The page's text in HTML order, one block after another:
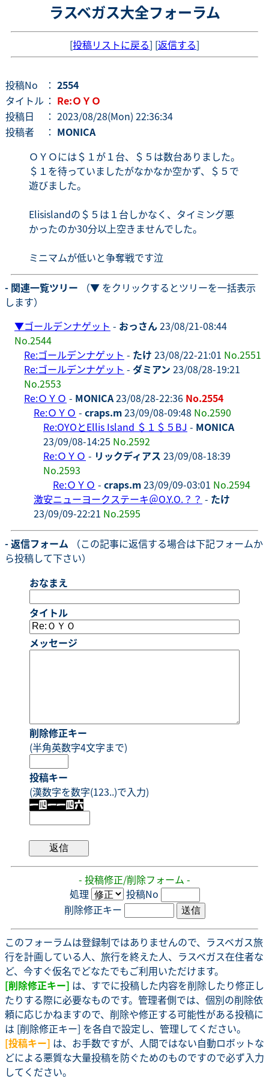
ラスベガス大全フォーラム
[投稿リストに戻る] [返信する]
投稿No ： 2554
タイトル ： Re:ＯＹＯ
投稿日
： 2023/08/28(Mon) 22:36:34
投稿者
： MONICA
ＯＹＯには＄１が１台、＄５は数台ありました。
＄１を待っていましたがなかなか空かず、＄５で
遊びました。
Elisislandの＄５は１台しかなく、タイミング悪
かったのか30分以上空きませんでした。
ミニマムが低いと争奪戦です泣
- 関連一覧ツリー （▼ をクリックするとツリーを一括表示
します）
▼ゴールデンナゲット - おっさん23/08/21-08:44
No.2544
Re:ゴールデンナゲット - たけ 23/08/22-21:01 No.2551
Re:ゴールデンナゲット - ダミアン 23/08/28-19:21
No.2553
Re:ＯＹＯ - MONICA23/08/28-22:36 No.2554
Re:ＯＹＯ - craps.m23/09/08-09:48 No.2590
Re:OYOとEllis Island ＄１＄５BJ - MONICA
23/09/08-14:25 No.2592
Re:ＯＹＯ - リックディアス 23/09/08-18:39
No.2593
Re:ＯＹＯ - craps.m23/09/09-03:01 No.2594
激安ニューヨークステーキ＠O.Y.O.？？ - たけ
23/09/09-22:21 No.2595
- 返信フォーム （この記事に返信する場合は下記フォームか
ら投稿して下さい）
おなまえ
タイトル
メッセージ
削除修正キー
(半角英数字4文字まで)
投稿キー
(漢数字を数字(123..)で入力)
- 投稿修正/削除フォーム -
処理
投稿No
削除修正キー
このフォーラムは登録制ではありませんので、ラスベガス旅
行を計画している人、旅行を終えた人、ラスベガス在住者な
ど、今すぐ仮名でどなたでもご利用いただけます。
[削除修正キー] は、すでに投稿した内容を削除したり修正し
たりする際に必要なものです。管理者側では、個別の削除依
頼に応じかねますので、削除や修正する可能性がある投稿に
は [削除修正キー] を各自で設定し、管理してください。
[投稿キー] は、お手数ですが、人間ではない自動ロボットな
どによる悪質な大量投稿を防ぐためのものですので必ず入力
してください。